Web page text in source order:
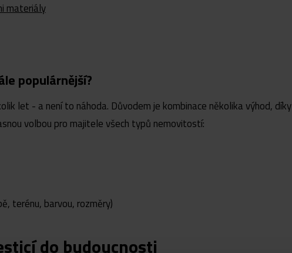
materiály
populárnější?
let - a není to náhoda. Důvodem je kombinace několika výhod, díky
volbou pro majitele všech typů nemovitostí:
terénu, barvou, rozměry)
do budoucnosti